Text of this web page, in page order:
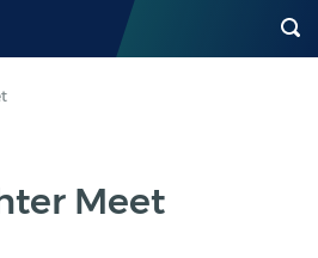
Meet